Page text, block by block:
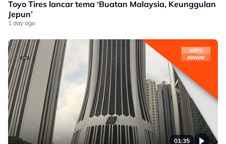
Toyo Tires lancar tema ‘Buatan Malaysia, Keunggulan
Jepun’
1 day ago
01:35